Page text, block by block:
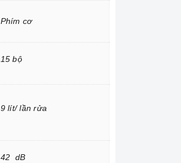
Phím cơ
15 bộ
9 lít/ lần rửa
42 dB